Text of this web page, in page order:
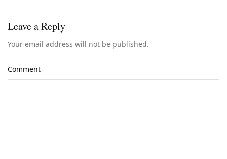
Leave a Reply
Your email address will not be published.
Comment